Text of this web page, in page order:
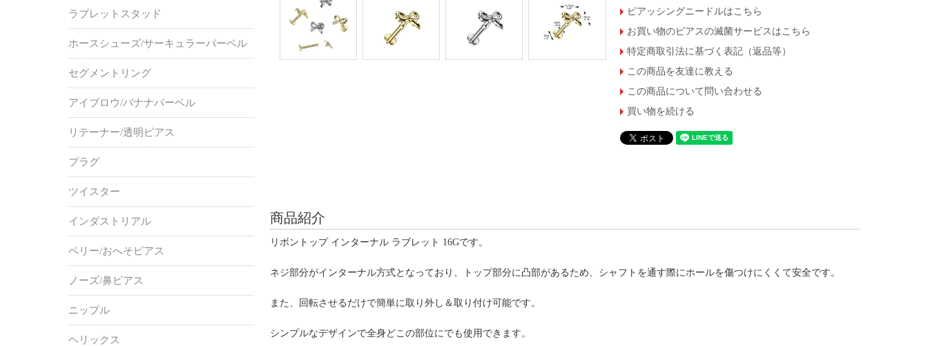
ピアッシングニードルはこちら
お買い物のピアスの滅菌サービスはこちら
特定商取引法に基づく表記（返品等）
この商品を友達に教える
この商品について問い合わせる
買い物を続ける
商品紹介
リボントップ インターナル ラブレット 16Gです。
ネジ部分がインターナル方式となっており、トップ部分に凸部があるため、シャフトを通す際にホールを傷つけにくくて安全です。
また、回転させるだけで簡単に取り外し＆取り付け可能です。
シンプルなデザインで全身どこの部位にでも使用できます。
ラブレットスタッド
ホースシューズ/サーキュラーバーベル
セグメントリング
アイブロウ/バナナバーベル
リテーナー/透明ピアス
プラグ
ツイスター
インダストリアル
ベリー/おへそピアス
ノーズ/鼻ピアス
ニップル
ヘリックス